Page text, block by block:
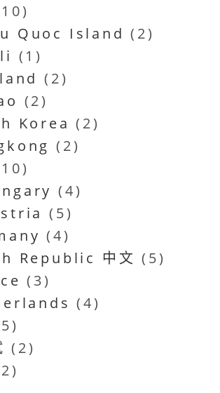
Quoc Island (2)
(1)
(2)
(2)
Korea (2)
(2)
(4)
(5)
(4)
Republic 中文 (5)
(3)
(4)
(2)